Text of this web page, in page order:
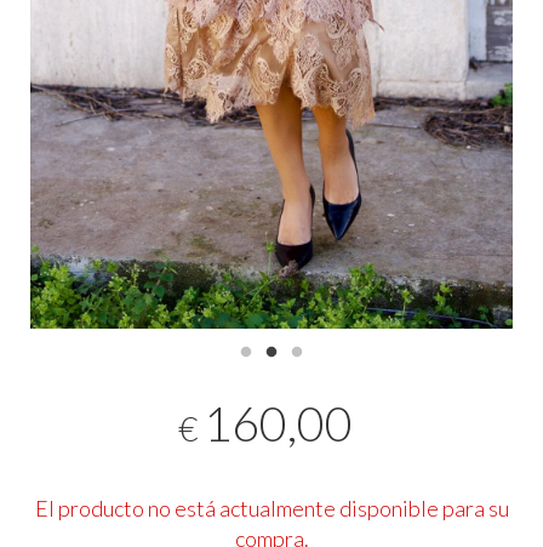
€ 160,00
El producto no está actualmente disponible para su
compra.